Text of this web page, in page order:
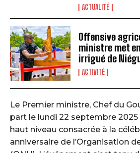
ACTUALITÉ
Offensive
ministre met
irrigué de
ACTIVITÉ
Le Premier ministre, Chef du
part le lundi 22 septembre 2025
haut niveau consacrée à la
anniversaire de l’Organisation